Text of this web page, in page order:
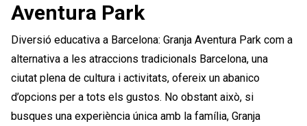
Aventura Park
Diversió educativa a Barcelona: Granja Aventura Park com a
alternativa a les atraccions tradicionals Barcelona, una
ciutat plena de cultura i activitats, ofereix un abanico
d’opcions per a tots els gustos. No obstant això, si
busques una experiència única amb la família, Granja